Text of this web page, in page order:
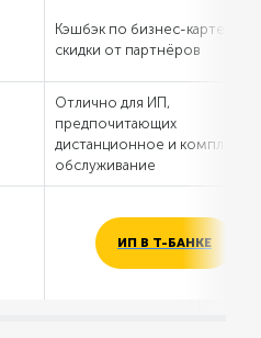
Кэшбэк по бизнес-карте,
скидки от партнёров
Отлично для ИП,
предпочитающих
дистанционное и
обслуживание
ИП В Т-БАНКЕ